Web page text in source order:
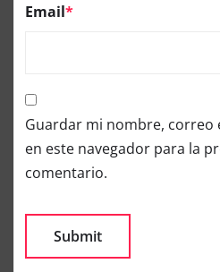
Email*
Guardar mi nombre, correo
en este navegador para la
comentario.